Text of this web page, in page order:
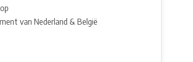
van Nederland & België